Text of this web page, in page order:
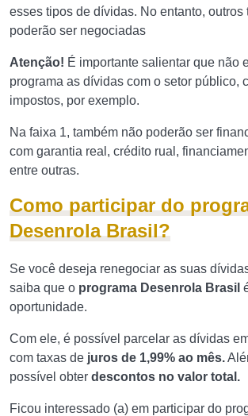
esses tipos de dívidas. No entanto, outros
poderão ser negociadas
Atenção! É importante salientar que não
programa as dívidas com o setor público,
impostos, por exemplo.
Na faixa 1, também não poderão ser
com garantia real, crédito rual,
entre outras.
Como participar do
Desenrola Brasil?
Se você deseja renegociar as suas
saiba que o programa Desenrola Brasil
oportunidade.
Com ele, é possível parcelar as dívidas
com taxas de juros de 1,99% ao mês.
possível obter descontos no valor total.
Ficou interessado (a) em participar do